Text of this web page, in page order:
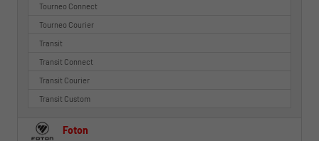
Tourneo Connect
Tourneo Courier
Transit
Transit Connect
Transit Courier
Transit Custom
Foton